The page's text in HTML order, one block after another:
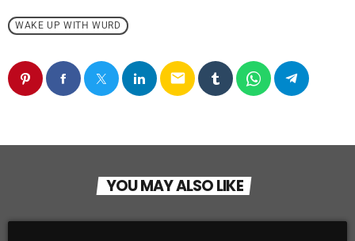
WAKE UP WITH WURD
email
YOU MAY ALSO LIKE